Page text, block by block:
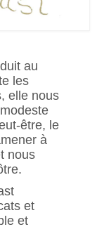
au
les
elle nous
être, le
à
nous
et
et